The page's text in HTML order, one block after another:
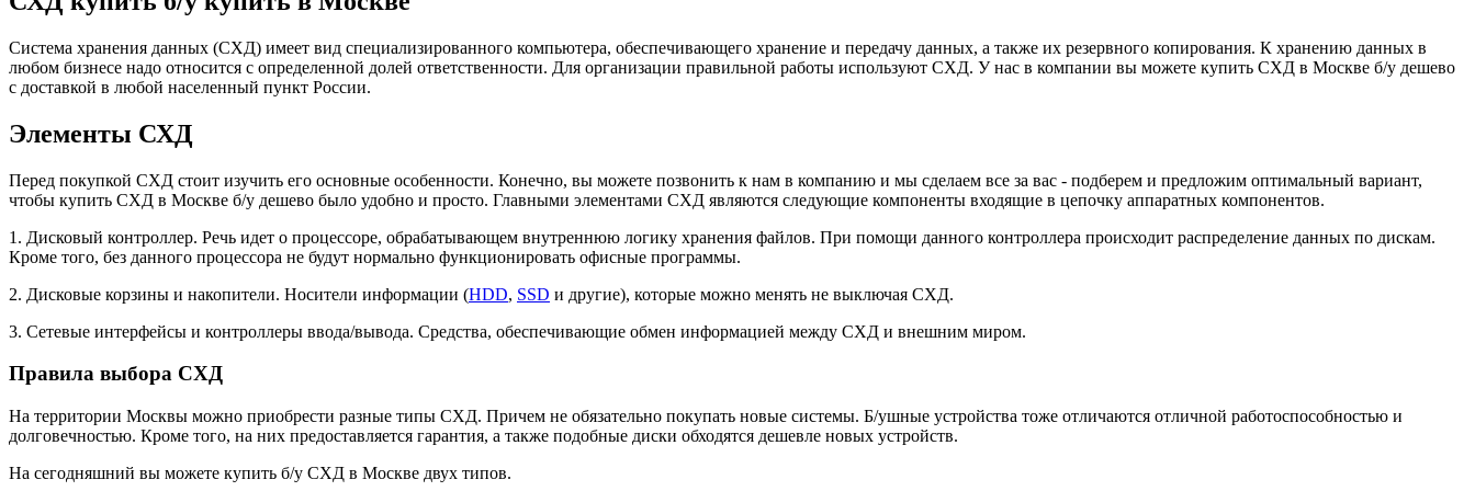
Система хранения данных (СХД) имеет вид специализированного компьютера, обеспечивающего хранение и передачу данных, а также их резервного копирования. К хранению данных в
любом бизнесе надо относится с определенной долей ответственности. Для организации правильной работы используют СХД. У нас в компании вы можете купить СХД в Москве б/у дешево
с доставкой в любой населенный пункт России.
Элементы СХД
Перед покупкой СХД стоит изучить его основные особенности. Конечно, вы можете позвонить к нам в компанию и мы сделаем все за вас - подберем и предложим оптимальный вариант,
чтобы купить СХД в Москве б/у дешево было удобно и просто. Главными элементами СХД являются следующие компоненты входящие в цепочку аппаратных компонентов.
1. Дисковый контроллер. Речь идет о процессоре, обрабатывающем внутреннюю логику хранения файлов. При помощи данного контроллера происходит распределение данных по дискам.
Кроме того, без данного процессора не будут нормально функционировать офисные программы.
2. Дисковые корзины и накопители. Носители информации (HDD, SSD и другие), которые можно менять не выключая СХД.
3. Сетевые интерфейсы и контроллеры ввода/вывода. Средства, обеспечивающие обмен информацией между СХД и внешним миром.
Правила выбора СХД
На территории Москвы можно приобрести разные типы СХД. Причем не обязательно покупать новые системы. Б/ушные устройства тоже отличаются отличной работоспособностью и
долговечностью. Кроме того, на них предоставляется гарантия, а также подобные диски обходятся дешевле новых устройств.
На сегодняшний вы можете купить б/у СХД в Москве двух типов.